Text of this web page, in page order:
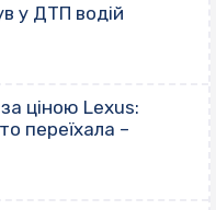
у ДТП водій
ціною Lexus:
переїхала –